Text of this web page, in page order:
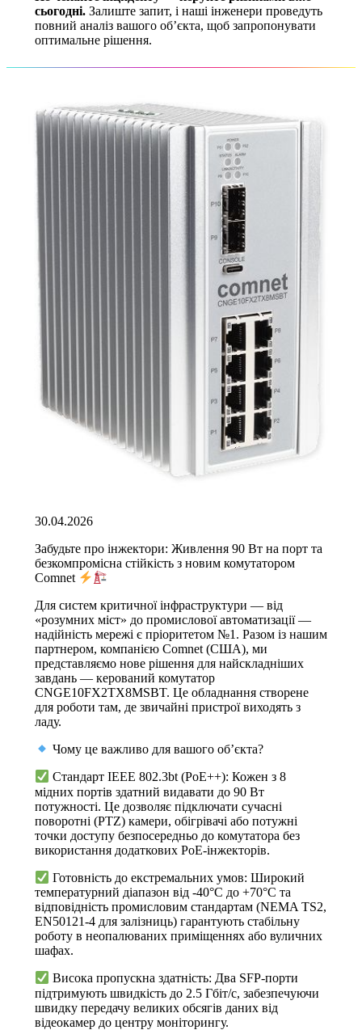
сьогодні.Залиште запит, і наші інженери проведуть
повний аналіз вашого об’єкта, щоб запропонувати
оптимальне рішення.
30.04.2026
Забудьте про інжектори: Живлення 90 Вт на порт та
безкомпромісна стійкість з новим комутатором
Comnet
Для систем критичної інфраструктури — від
«розумних міст» до промислової автоматизації —
надійність мережі є пріоритетом №1. Разом із нашим
партнером, компанією Comnet (США), ми
представляємо нове рішення для найскладніших
завдань — керований комутатор
CNGE10FX2TX8MSBT. Це обладнання створене
для роботи там, де звичайні пристрої виходять з
ладу.
Чому це важливо для вашого об’єкта?
Стандарт IEEE 802.3bt (PoE++): Кожен з 8
мідних портів здатний видавати до 90 Вт
потужності. Це дозволяє підключати сучасні
поворотні (PTZ) камери, обігрівачі або потужні
точки доступу безпосередньо до комутатора без
використання додаткових PoE-інжекторів.
Готовність до екстремальних умов: Широкий
температурний діапазон від -40°C до +70°C та
відповідність промисловим стандартам (NEMA TS2,
EN50121-4 для залізниць) гарантують стабільну
роботу в неопалюваних приміщеннях або вуличних
шафах.
Висока пропускна здатність: Два SFP-порти
підтримують швидкість до 2.5 Гбіт/с, забезпечуючи
швидку передачу великих обсягів даних від
відеокамер до центру моніторингу.